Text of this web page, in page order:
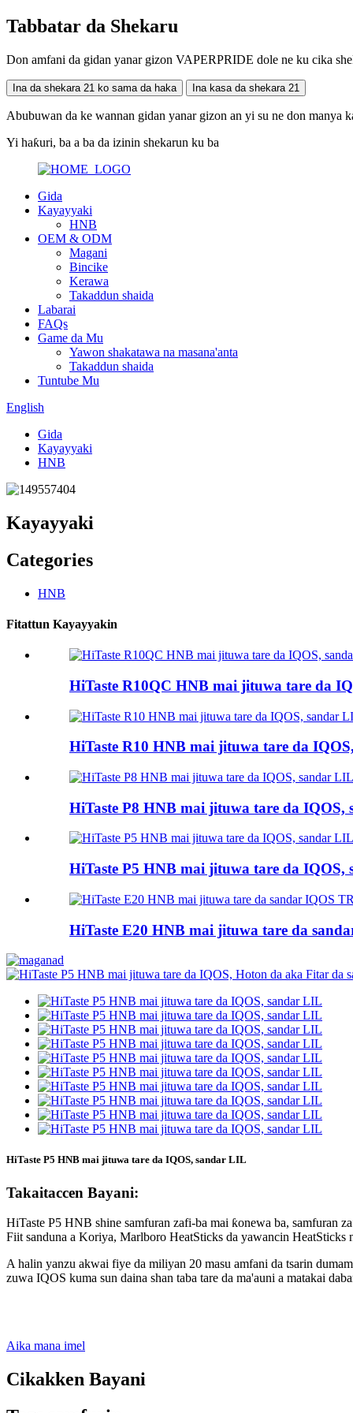
Tabbatar da Shekaru
Don amfani da gidan yanar gizon VAPERPRIDE dole ne ku cika
Ina da shekara 21 ko sama da haka Ina kasa da shekara 21
Abubuwan da ke wannan gidan yanar gizon an yi su ne don manya
Yi haƙuri, ba a ba da izinin shekarun ku ba
Gida
Kayayyaki
HNB
OEM & ODM
Magani
Bincike
Kerawa
Takaddun shaida
Labarai
FAQs
Game da Mu
Yawon shakatawa na masana'anta
Takaddun shaida
Tuntube Mu
English
Gida
Kayayyaki
HNB
Kayayyaki
Categories
HNB
Fitattun Kayayyakin
HiTaste R10QC HNB mai jituwa tare da
HiTaste R10 HNB mai jituwa tare da
HiTaste P8 HNB mai jituwa tare da IQOS,
HiTaste P5 HNB mai jituwa tare da IQOS,
HiTaste E20 HNB mai jituwa tare da
HiTaste P5 HNB mai jituwa tare da IQOS, sandar LIL
Takaitaccen Bayani:
HiTaste P5 HNB shine samfuran zafi-ba mai ƙonewa ba, samfuran
Fiit sanduna a Koriya, Marlboro HeatSticks da yawancin HeatSticks
A halin yanzu akwai fiye da miliyan 20 masu amfani da tsarin
zuwa IQOS kuma sun daina shan taba tare da ma'auni a matakai
Aika mana imel
Cikakken Bayani